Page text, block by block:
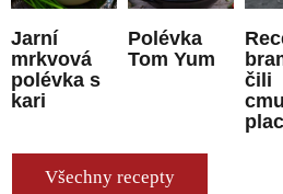
Jarní
mrkvová
polévka s
kari
Polévka
Tom Yum
čili
Všechny recepty